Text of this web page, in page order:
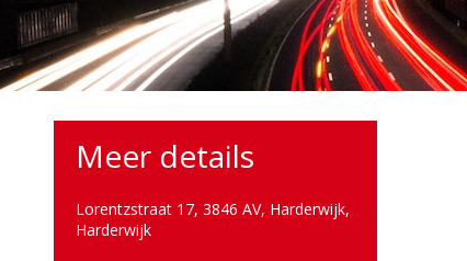
Meer details
Lorentzstraat 17, 3846 AV, Harderwijk,
Harderwijk